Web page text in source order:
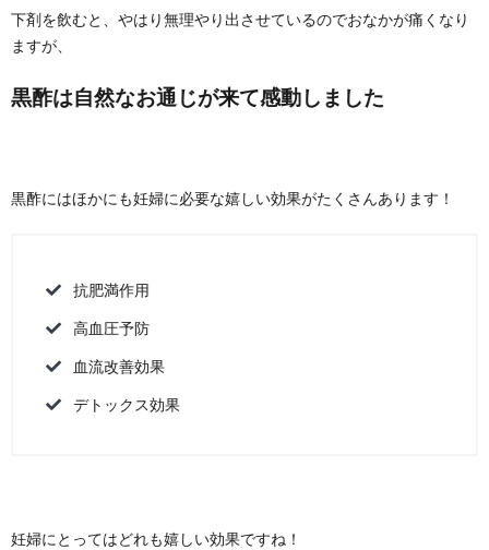
下剤を飲むと、やはり無理やり出させているのでおなかが痛くなり
ますが、
黒酢は自然なお通じが来て感動しました
黒酢にはほかにも妊婦に必要な嬉しい効果がたくさんあります！
抗肥満作用
高血圧予防
血流改善効果
デトックス効果
妊婦にとってはどれも嬉しい効果ですね！